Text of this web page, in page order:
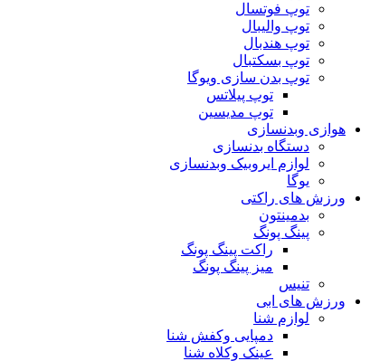
توپ فوتسال
توپ والیبال
توپ هندبال
توپ بسکتبال
توپ بدن سازی ویوگا
توپ پیلاتس
توپ مدیسین
هوازی وبدنسازی
دستگاه بدنسازی
لوازم ایروبیک وبدنسازی
یوگا
ورزش های راکتی
بدمینتون
پینگ پونگ
راکت پینگ پونگ
میز پینگ پونگ
تنیس
ورزش های ابی
لوازم شنا
دمپایی وکفش شنا
عینک وکلاه شنا